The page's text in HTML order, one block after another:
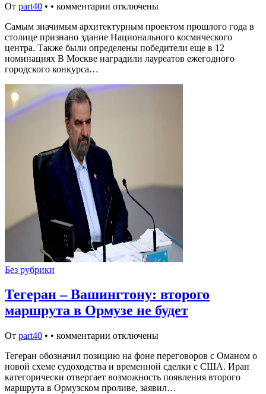
От part40 • • комментарии отключены
Самым значимым архитектурным проектом прошлого года в
столице признано здание Национального космического
центра. Также были определены победители еще в 12
номинациях В Москве наградили лауреатов ежегодного
городского конкурса…
Без рубрики
Тегеран – Вашингтону: второго
маршрута в Ормузе не будет
От part40 • • комментарии отключены
Тегеран обозначил позицию на фоне переговоров с Оманом о
новой схеме судоходства и временной сделки с США. Иран
категорически отвергает возможность появления второго
маршрута в Ормузском проливе, заявил…